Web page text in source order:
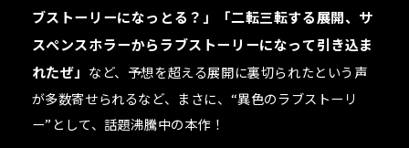
ブストーリーになっとる？」「二転三転する展開、サ
スペンスホラーからラブストーリーになって引き込ま
れたぜ」 など、予想を超える展開に裏切られたという声
が多数寄せられるなど、まさに、“異色のラブストーリ
ー”として、話題沸騰中の本作！